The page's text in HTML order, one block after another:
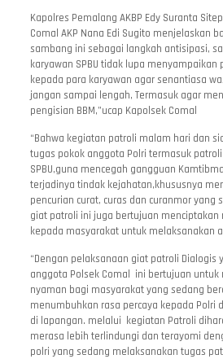
Kapolres Pemalang AKBP Edy Suranta
Comal AKP Nana Edi Sugito menjelaskan
sambang ini sebagai langkah antisipasi,
karyawan SPBU tidak lupa
kepada para karyawan agar senantiasa
jangan sampai lengah, Termasuk agar
pengisian BBM,”ucap Kapolsek Comal
“Bahwa kegiatan patroli malam hari dan
tugas pokok anggota Polri termasuk
SPBU,guna mencegah gangguan
terjadinya tindak kejahatan,khususnya
pencurian curat, curas dan curanmor yang
giat patroli ini juga bertujuan menciptakan
kepada masyarakat untuk melaksanakan
“Dengan pelaksanaan giat patroli Dialogis
anggota Polsek Comal ini bertujuan
nyaman bagi masyarakat yang sedang
menumbuhkan rasa percaya kepada Polri
di lapangan. melalui kegiatan Patroli
merasa lebih terlindungi dan terayomi
polri yang sedang melaksanakan tugas